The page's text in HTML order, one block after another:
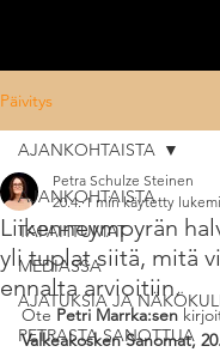
Päivitys
AJANKOHTAISTA
TAPAHTUMAT
MEDIASSA
AJATUKSIA JA
PETRASTA SANOTTUA
AJANKOHTAISTA
Liikenneympyrän
yli tuplat siitä, mitä
ennalta arvioitiin.
Petra Schulze Steinen
20.4. 1 min käytetty
Ote Petri Marrka:sen
Valkeakosken Sanomat,